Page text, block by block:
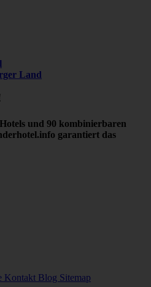
Land
und 90 kombinierbaren
garantiert das
Kontakt Blog Sitemap